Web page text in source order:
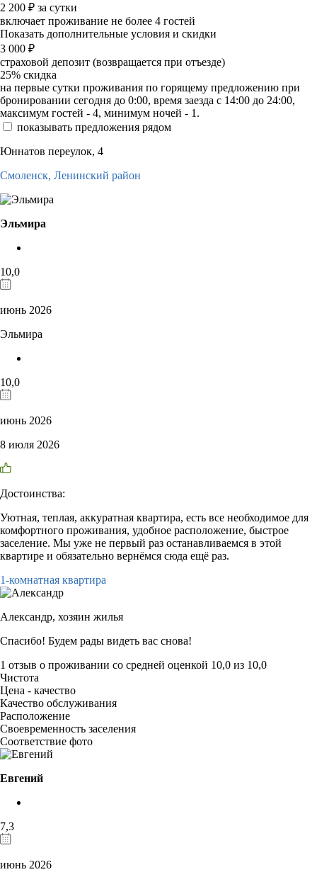
2 200 ₽ за сутки
включает проживание не более 4 гостей
Показать дополнительные условия и скидки
3 000 ₽
страховой депозит (возвращается при отъезде)
25% скидка
на первые сутки проживания по горящему предложению при
бронировании сегодня до 0:00, время заезда с 14:00 до 24:00,
максимум гостей - 4, минимум ночей - 1.
показывать предложения рядом
Юннатов переулок, 4
Смоленск, Ленинский район
Эльмира
10,0
июнь 2026
Эльмира
10,0
июнь 2026
8 июля 2026
Достоинства:
Уютная, теплая, аккуратная квартира, есть все необходимое для
комфортного проживания, удобное расположение, быстрое
заселение. Мы уже не первый раз останавливаемся в этой
квартире и обязательно вернёмся сюда ещё раз.
1-комнатная квартира
Александр, хозяин жилья
Спасибо! Будем рады видеть вас снова!
1 отзыв о проживании со средней оценкой 10,0 из 10,0
Чистота
Цена - качество
Качество обслуживания
Расположение
Своевременность заселения
Соответствие фото
Евгений
7,3
июнь 2026